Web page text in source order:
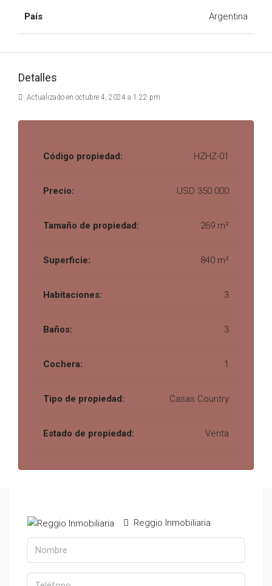
País Argentina
Detalles
Actualizado en octubre 4, 2024 a 1:22 pm
Código propiedad: HZHZ-01
Precio: USD 350.000
Tamaño de propiedad: 269 m²
Superficie: 840 m²
Habitaciones: 3
Baños: 3
Cochera: 1
Tipo de propiedad: Casas Country
Estado de propiedad: Venta
Reggio Inmobiliaria